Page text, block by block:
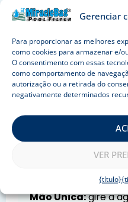
Gerenciar
Para proporcionar as melhores
como cookies para armazenar e/
O consentimento com essas
como comportamento de
autorização ou a retirada do
negativamente determinados
VER
{título}
Clique para
marketing e
Fácil de
A maneira mais
usá-lo com uma
Mão Única:gire a